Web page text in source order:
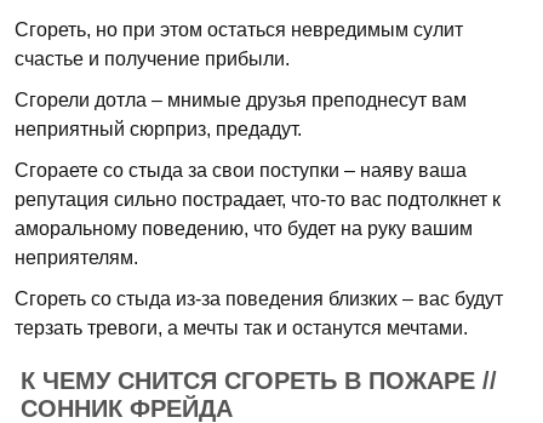
Сгореть, но при этом остаться невредимым сулит
счастье и получение прибыли.
Сгорели дотла – мнимые друзья преподнесут вам
неприятный сюрприз, предадут.
Сгораете со стыда за свои поступки – наяву ваша
репутация сильно пострадает, что-то вас подтолкнет к
аморальному поведению, что будет на руку вашим
неприятелям.
Сгореть со стыда из-за поведения близких – вас будут
терзать тревоги, а мечты так и останутся мечтами.
К ЧЕМУ СНИТСЯ СГОРЕТЬ В ПОЖАРЕ //
СОННИК ФРЕЙДА